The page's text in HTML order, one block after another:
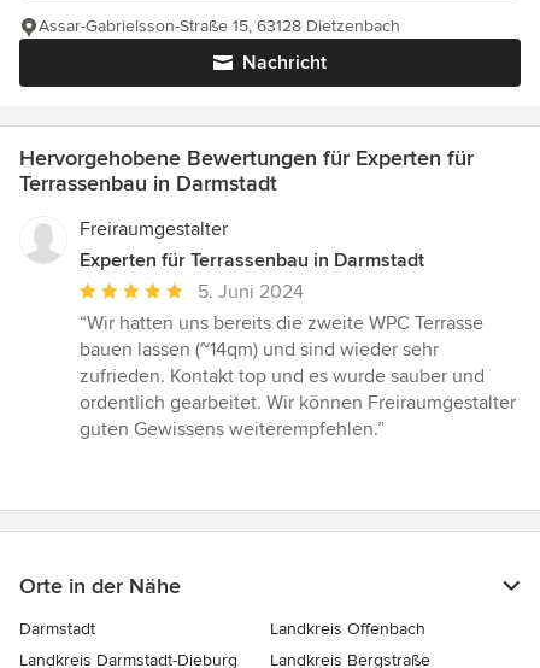
Nachricht
Assar-Gabrielsson-Straße 15, 63128 Dietzenbach
Hervorgehobene Bewertungen für Experten für
Terrassenbau in Darmstadt
Freiraumgestalter
Experten für Terrassenbau in Darmstadt
Durchschnittliche
Bewertung:
5
von
5
Sternen
5. Juni 2024
“Wir hatten uns bereits die zweite WPC Terrasse
bauen lassen (~14qm) und sind wieder sehr
zufrieden. Kontakt top und es wurde sauber und
ordentlich gearbeitet. Wir können Freiraumgestalter
guten Gewissens weiterempfehlen.”
Orte in der Nähe
Darmstadt
Landkreis Offenbach
Landkreis Darmstadt-Dieburg
Landkreis Bergstraße